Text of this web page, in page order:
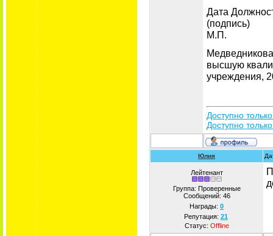
Дата
(подпись)
М.П.
высшую
учреждения,
Доступно
Доступно
Юлия
Лейтенант
Группа: Проверенные
Сообщений: 46
Награды: 0
Репутация: 21
Статус: Offline